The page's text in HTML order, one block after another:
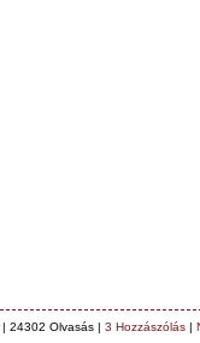
| 24302 Olvasás | 3 Hozzászólás |